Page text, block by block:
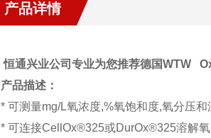
产品详情
恒通兴业公司专业为您推荐德国WTW
产品描述：
* 可测量mg/L氧浓度,%氧饱和度,氧分压和
* 可连接CellOx®325或DurOx®325溶解